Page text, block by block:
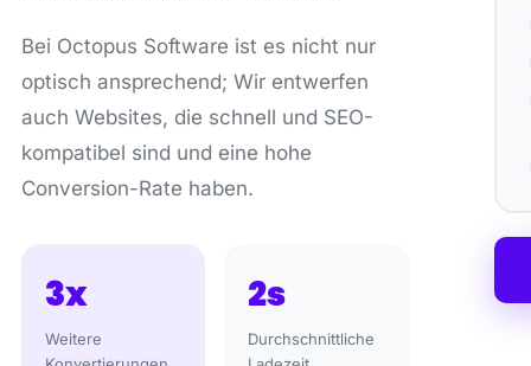
Bei Octopus Software ist es nicht nur
optisch ansprechend; Wir entwerfen
auch Websites, die schnell und SEO-
kompatibel sind und eine hohe
Conversion-Rate haben.
3x
Weitere
2s
Durchschnittliche